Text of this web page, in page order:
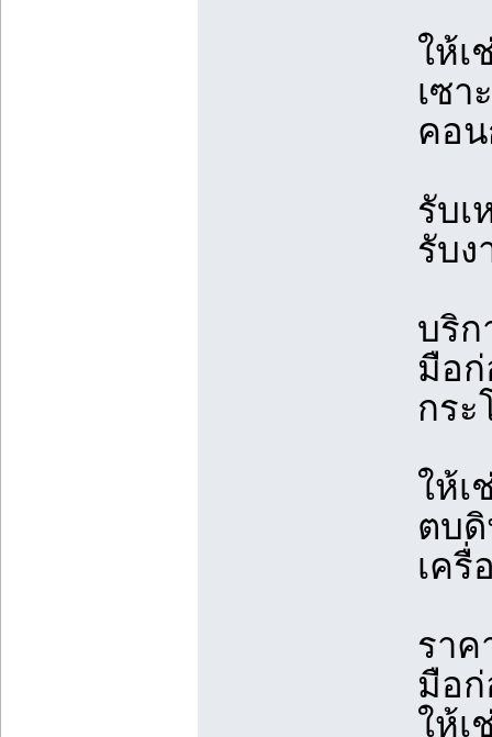
ให้เ
เซา
คอ
รับเ
รับง
บริก
มือก่
กระ
ให้เ
ตบดิ
เครื่
ราค
มือก่
ให้เ